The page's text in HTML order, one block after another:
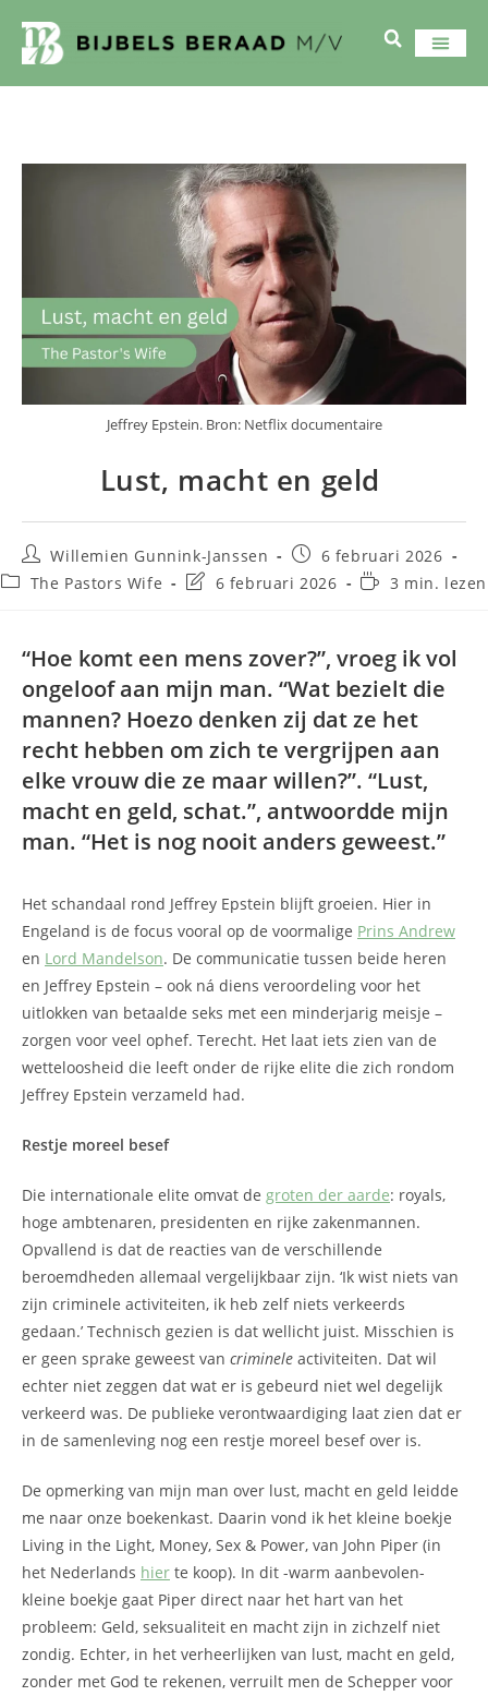
Jeffrey Epstein. Bron: Netflix documentaire
Lust, macht en geld
Willemien Gunnink-Janssen
6 februari 2026
The Pastors Wife
6 februari 2026 3 min. lezen
“Hoe komt een mens zover?”, vroeg ik vol
ongeloof aan mijn man. “Wat bezielt die
mannen? Hoezo denken zij dat ze het
recht hebben om zich te vergrijpen aan
elke vrouw die ze maar willen?”. “Lust,
macht en geld, schat.”, antwoordde mijn
man. “Het is nog nooit anders geweest.”
Het schandaal rond Jeffrey Epstein blijft groeien. Hier in
Engeland is de focus vooral op de voormalige Prins Andrew
en Lord Mandelson. De communicatie tussen beide heren
en Jeffrey Epstein – ook ná diens veroordeling voor het
uitlokken van betaalde seks met een minderjarig meisje –
zorgen voor veel ophef. Terecht. Het laat iets zien van de
wetteloosheid die leeft onder de rijke elite die zich rondom
Jeffrey Epstein verzameld had.
Restje moreel besef
Die internationale elite omvat de groten der aarde: royals,
hoge ambtenaren, presidenten en rijke zakenmannen.
Opvallend is dat de reacties van de verschillende
beroemdheden allemaal vergelijkbaar zijn. ‘Ik wist niets van
zijn criminele activiteiten, ik heb zelf niets verkeerds
gedaan.’ Technisch gezien is dat wellicht juist. Misschien is
er geen sprake geweest van criminele activiteiten. Dat wil
echter niet zeggen dat wat er is gebeurd niet wel degelijk
verkeerd was. De publieke verontwaardiging laat zien dat er
in de samenleving nog een restje moreel besef over is.
De opmerking van mijn man over lust, macht en geld leidde
me naar onze boekenkast. Daarin vond ik het kleine boekje
Living in the Light, Money, Sex & Power, van John Piper (in
het Nederlands hier te koop). In dit -warm aanbevolen-
kleine boekje gaat Piper direct naar het hart van het
probleem: Geld, seksualiteit en macht zijn in zichzelf niet
zondig. Echter, in het verheerlijken van lust, macht en geld,
zonder met God te rekenen, verruilt men de Schepper voor